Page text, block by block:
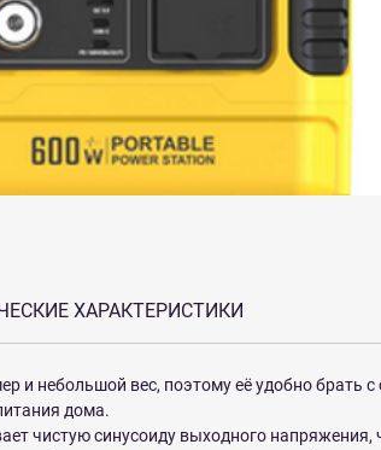
ХАРАКТЕРИСТИКИ
и небольшой вес, поэтому её удобно брать
дома.
чистую синусоиду выходного